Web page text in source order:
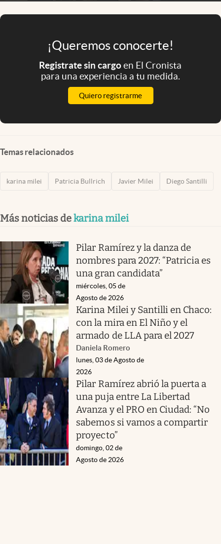
¡Queremos conocerte!
Registrate sin cargoen El Cronista
para una experiencia a tu medida.
Quiero registrarme
Temas relacionados
karina milei Patricia Bullrich Javier Milei Diego Santilli
Más noticias dekarina milei
Pilar Ramírez y la danza de
nombres para 2027: “Patricia es
una gran candidata”
miércoles, 05 de
Agosto de 2026
Karina Milei y Santilli en Chaco:
con la mira en El Niño y el
armado de LLA para el 2027
Daniela Romero
lunes, 03 de Agosto de
2026
Pilar Ramírez abrió la puerta a
una puja entre La Libertad
Avanza y el PRO en Ciudad: “No
sabemos si vamos a compartir
proyecto”
domingo, 02 de
Agosto de 2026